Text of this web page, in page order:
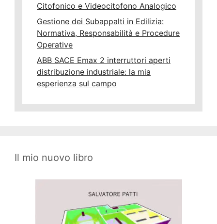
Citofonico e Videocitofono Analogico
Gestione dei Subappalti in Edilizia:
Normativa, Responsabilità e Procedure
Operative
ABB SACE Emax 2 interruttori aperti
distribuzione industriale: la mia
esperienza sul campo
Il mio nuovo libro